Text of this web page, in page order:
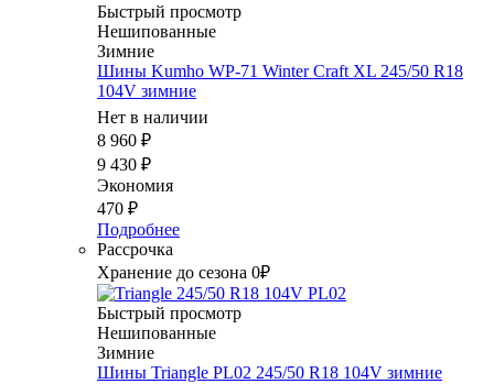
Быстрый просмотр
Нешипованные
Зимние
Шины Kumho WP-71 Winter Craft XL 245/50 R18
104V зимние
Нет в наличии
8 960 ₽
9 430 ₽
Экономия
470 ₽
Подробнее
Рассрочка
Хранение до сезона 0₽
Быстрый просмотр
Нешипованные
Зимние
Шины Triangle PL02 245/50 R18 104V зимние